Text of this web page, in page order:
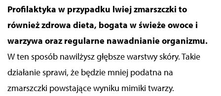
Profilaktyka w przypadku lwiej zmarszczki to
również zdrowa dieta, bogata w świeże owoce i
warzywa oraz regularne nawadnianie organizmu.
W ten sposób nawilżysz głębsze warstwy skóry. Takie
działanie sprawi, że będzie mniej podatna na
zmarszczki powstające wyniku mimiki twarzy.